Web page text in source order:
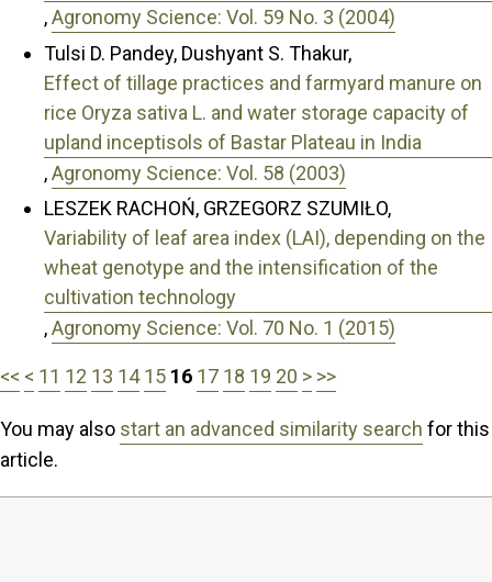
,Agronomy Science: Vol. 59 No. 3 (2004)
Tulsi D. Pandey, Dushyant S. Thakur,
Effect of tillage practices and farmyard manure on
rice Oryza sativa L. and water storage capacity of
upland inceptisols of Bastar Plateau in India
,Agronomy Science: Vol. 58 (2003)
LESZEK RACHOŃ, GRZEGORZ SZUMIŁO,
Variability of leaf area index (LAI), depending on the
wheat genotype and the intensification of the
cultivation technology
,Agronomy Science: Vol. 70 No. 1 (2015)
<< < 11 12 13 14 15 16 17 18 19 20 > >>
You may also start an advanced similarity search for this
article.